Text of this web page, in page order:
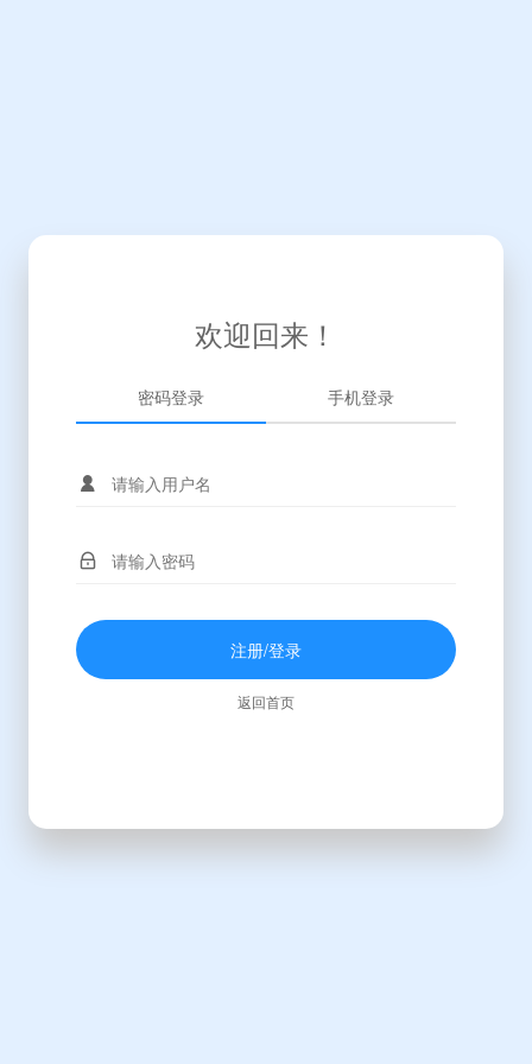
欢迎回来！
密码登录 手机登录
注册/登录
返回首页